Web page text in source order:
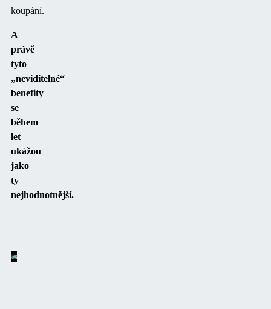
koupání.
A
právě
tyto
„neviditelné“
benefity
se
během
let
ukážou
jako
ty
nejhodnotnější.